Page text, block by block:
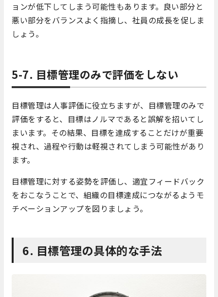
ョンが低下してしまう可能性もあります。良い部分と
悪い部分をバランスよく指摘し、社員の成長を促しま
しょう。
5-7. 目標管理のみで評価をしない
目標管理は人事評価に役立ちますが、目標管理のみで
評価をすると、目標はノルマであると誤解を招いてし
まいます。その結果、目標を達成することだけが重要
視され、過程や行動は軽視されてしまう可能性があり
ます。
目標管理に対する姿勢を評価し、適宜フィードバック
をおこなうことで、組織の目標達成につながるようモ
チベーションアップを図りましょう。
6. 目標管理の具体的な手法